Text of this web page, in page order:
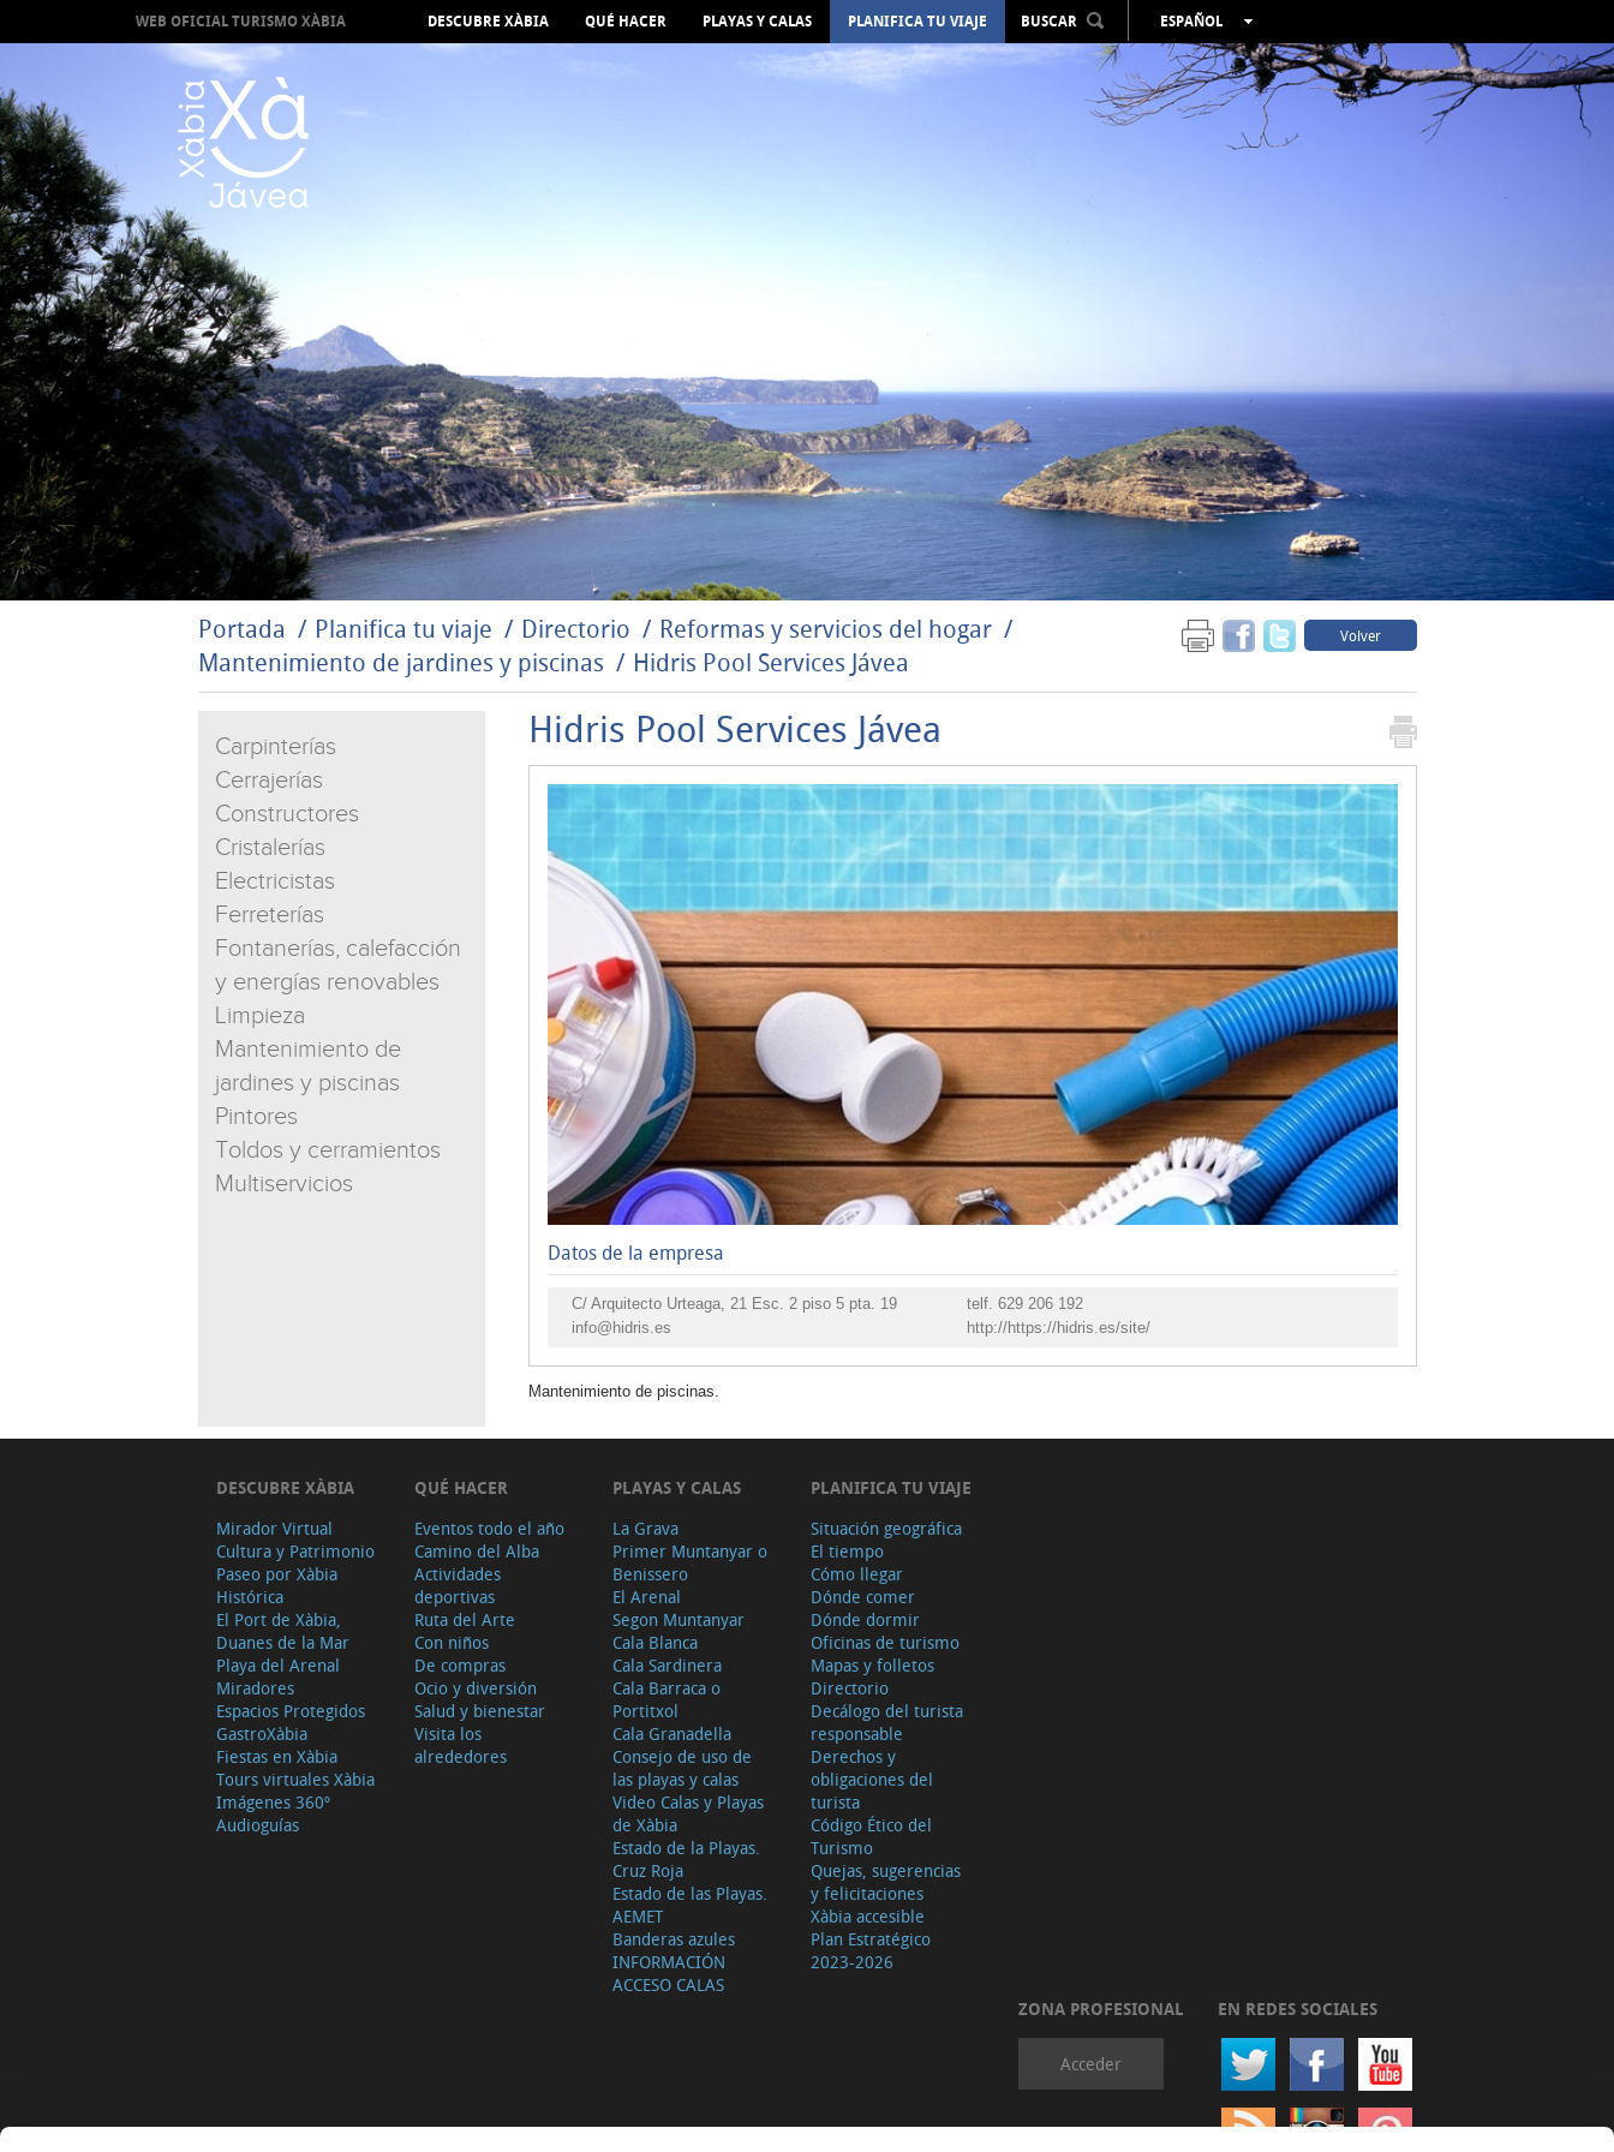
WEB OFICIAL TURISMO XÀBIA DESCUBRE XÀBIA QUÉ HACER PLAYAS Y CALAS PLANIFICA TU VIAJE BUSCAR
ESPAÑOL
VALENCIÀ
ENGLISH
FRANÇAIS
Portada Planifica tu viaje Directorio
Reformas y servicios del hogar
Mantenimiento de jardines y piscinas
Hidris Pool Services Jávea
Volver
Carpinterías
Cerrajerías
Constructores
Cristalerías
Electricistas
Ferreterías
Fontanerías, calefacción
y energías renovables
Limpieza
Mantenimiento de
jardines y piscinas
Pintores
Toldos y cerramientos
Multiservicios
Hidris Pool Services Jávea
Datos de la empresa
C/ Arquitecto Urteaga, 21 Esc. 2 piso 5 pta. 19 telf. 629 206 192
info@hidris.es
http://https://hidris.es/site/
Mantenimiento de piscinas.
DESCUBRE XÀBIA
Mirador Virtual
Cultura y Patrimonio
Paseo por Xàbia
Histórica
El Port de Xàbia,
Duanes de la Mar
Playa del Arenal
Miradores
Espacios Protegidos
GastroXàbia
Fiestas en Xàbia
Tours virtuales Xàbia
Imágenes 360º
Audioguías
QUÉ HACER
Eventos todo el año
Camino del Alba
Actividades
deportivas
Ruta del Arte
Con niños
De compras
Ocio y diversión
Salud y bienestar
Visita los
alrededores
PLAYAS Y CALAS
La Grava
Primer Muntanyar o
Benissero
El Arenal
Segon Muntanyar
Cala Blanca
Cala Sardinera
Cala Barraca o
Portitxol
Cala Granadella
Consejo de uso de
las playas y calas
Video Calas y Playas
de Xàbia
Estado de la Playas.
Cruz Roja
Estado de las Playas.
AEMET
Banderas azules
INFORMACIÓN
ACCESO CALAS
PLANIFICA TU VIAJE
Situación geográfica
El tiempo
Cómo llegar
Dónde comer
Dónde dormir
Oficinas de turismo
Mapas y folletos
Directorio
Decálogo del turista
responsable
Derechos y
obligaciones del
turista
Código Ético del
Turismo
Quejas, sugerencias
y felicitaciones
Xàbia accesible
Plan Estratégico
2023-2026
ZONA PROFESIONAL
Acceder
EN REDES SOCIALES